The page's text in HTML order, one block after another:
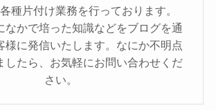
種片付け業務を行っております。
なかで培った知識などをブログを通
様に発信いたします。なにか不明点
したら、お気軽にお問い合わせくだ
さい。